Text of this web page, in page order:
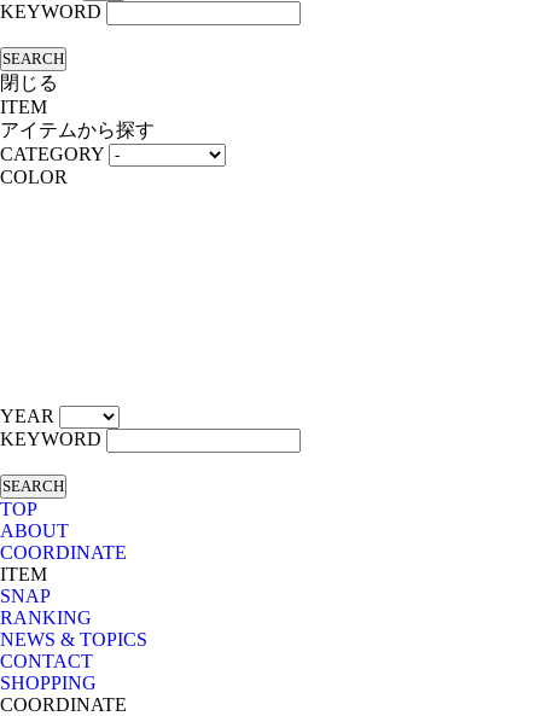
KEYWORD
SEARCH
閉じる
ITEM
アイテムから探す
CATEGORY
COLOR
YEAR
KEYWORD
SEARCH
TOP
ABOUT
COORDINATE
ITEM
SNAP
RANKING
NEWS & TOPICS
CONTACT
SHOPPING
COORDINATE